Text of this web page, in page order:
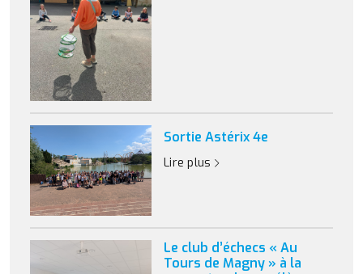
Sortie Astérix 4e
Lire plus
Le club d’échecs « Au
Tours de Magny » à la